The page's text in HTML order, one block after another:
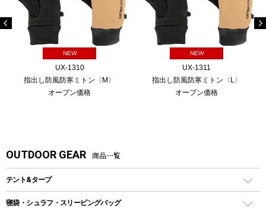
NEW
UX-1310
指出し防風防寒ミトン〈M〉
オープン価格
NEW
UX-1311
指出し防風防寒ミトン〈L〉
オープン価格
OUTDOOR GEAR 商品一覧
テント&タープ
テント
寝袋・シュラフ・スリーピングバッグ